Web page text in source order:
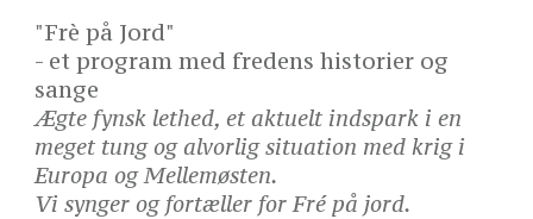
"Frè på Jord"
- et program med fredens historier og
sange
Ægte fynsk lethed, et aktuelt indspark i en
meget tung og alvorlig situation med krig i
Europa og Mellemøsten.
Vi synger og fortæller for Fré på jord.